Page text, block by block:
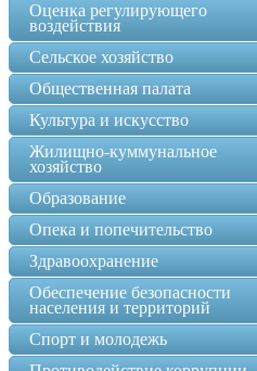
Оценка регулирующего
воздействия
Сельское хозяйство
Общественная палата
Культура и искусство
Жилищно-куммунальное
хозяйство
Образование
Опека и попечительство
Здравоохранение
Обеспечение безопасности
населения и территорий
Спорт и молодежь